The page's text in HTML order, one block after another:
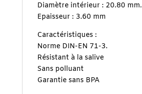
Diamètre intérieur : 20.80 mm.
Epaisseur : 3.60 mm
Caractéristiques :
Norme DIN-EN 71-3.
Résistant à la salive
Sans polluant
Garantie sans BPA